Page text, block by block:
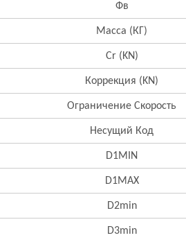
Фв
Масса (КГ)
Cr (KN)
Коррекция (KN)
Ограничение Скорость
Несущий Код
D1MIN
D1MAX
D2min
D3min